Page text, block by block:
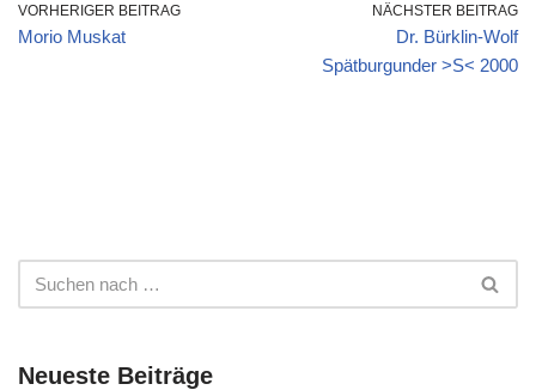
VORHERIGER BEITRAG
Morio Muskat
NÄCHSTER BEITRAG
Dr. Bürklin-Wolf
Spätburgunder >S< 2000
Neueste Beiträge